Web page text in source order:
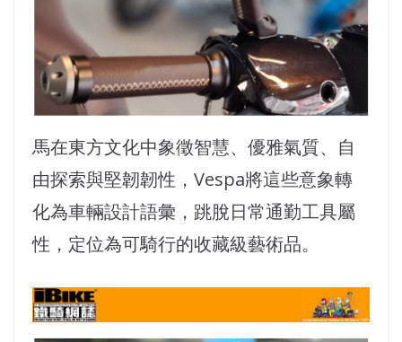
馬在東方文化中象徵智慧、優雅氣質、自
由探索與堅韌韌性，Vespa將這些意象轉
化為車輛設計語彙，跳脫日常通勤工具屬
性，定位為可騎行的收藏級藝術品。